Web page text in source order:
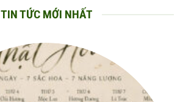
TIN TỨC MỚI NHẤT